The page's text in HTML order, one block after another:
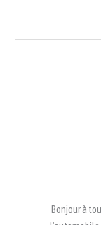
Bonjour à